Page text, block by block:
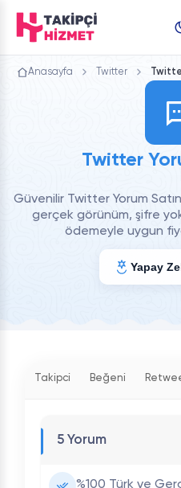
Anasayfa Twitter
Twitter
Güvenilir Twitter Yorum
gerçek görünüm, şifre
ödemeyle uygun
Yapay
Takipci Beğeni
5 Yorum
%100 Türk ve